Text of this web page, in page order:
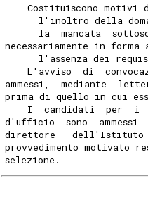
Costituiscono motivi
l'inoltro della
la  mancata
necessariamente in
l'assenza dei
L'avviso  di
ammessi,  mediante
prima di quello in cui
I  candidati  per  i
d'ufficio  sono
direttore   dell'Istituto
provvedimento motivato
selezione.